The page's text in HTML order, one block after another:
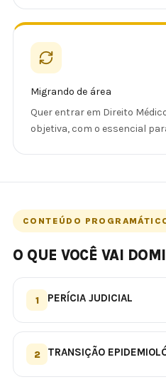
Migrando de área
Quer entrar em Direito
objetiva, com o essencial
CONTEÚDO
O QUE VOCÊ VAI
1 PERÍCIA JUDICIAL
2 TRANSIÇÃO